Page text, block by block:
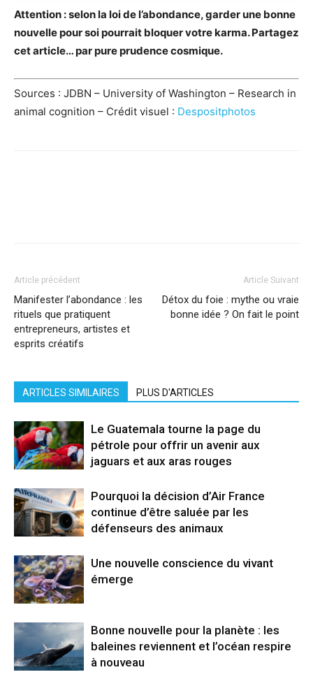
Attention : selon la loi de l’abondance, garder une bonne
nouvelle pour soi pourrait bloquer votre karma. Partagez
cet article… par pure prudence cosmique.
Sources : JDBN – University of Washington – Research in
animal cognition – Crédit visuel : Despositphotos
Article précédent
Manifester l’abondance : les
rituels que pratiquent
entrepreneurs, artistes et
esprits créatifs
Article Suivant
Détox du foie : mythe ou vraie
bonne idée ? On fait le point
ARTICLES SIMILAIRES PLUS D'ARTICLES
Le Guatemala tourne la page du
pétrole pour offrir un avenir aux
jaguars et aux aras rouges
Pourquoi la décision d’Air France
continue d’être saluée par les
défenseurs des animaux
Une nouvelle conscience du vivant
émerge
Bonne nouvelle pour la planète : les
baleines reviennent et l’océan respire
à nouveau